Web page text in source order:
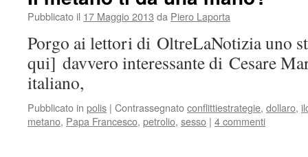
Pubblicato il 17 Maggio 2013 da Piero Laporta
Porgo ai lettori di OltreLaNotizia uno
qui] davvero interessante di Cesare
italiano,
Pubblicato in polis | Contrassegnatoconflittiestrategie, dollaro,
metano, Papa Francesco, petrolio, sesso | 4 commenti